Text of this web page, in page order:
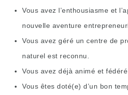
Vous avez l’enthousiasme et
nouvelle aventure
Vous avez géré un centre de
naturel est reconnu.
Vous avez déjà animé et
Vous êtes doté(e) d’un bon